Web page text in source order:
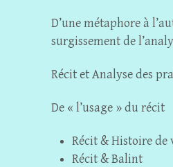
D’une métaphore à
surgissement de
Récit et Analyse des
De « l’usage » du récit
Récit & Histoire de
Récit & Balint